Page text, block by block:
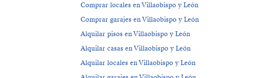
Comprar locales en Villaobispo y León
Comprar garajes en Villaobispo y León
Alquilar pisos en Villaobispo y León
Alquilar casas en Villaobispo y León
Alquilar locales en Villaobispo y León